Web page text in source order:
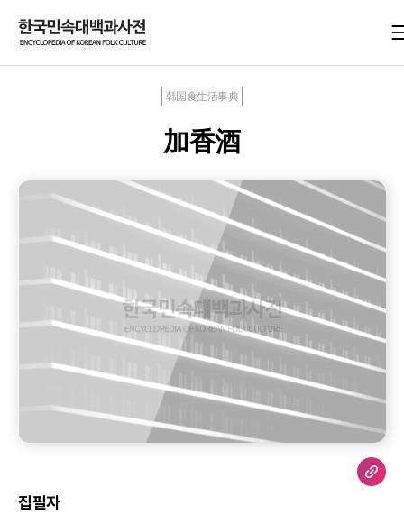
韩国食生活事典
加香酒
집필자